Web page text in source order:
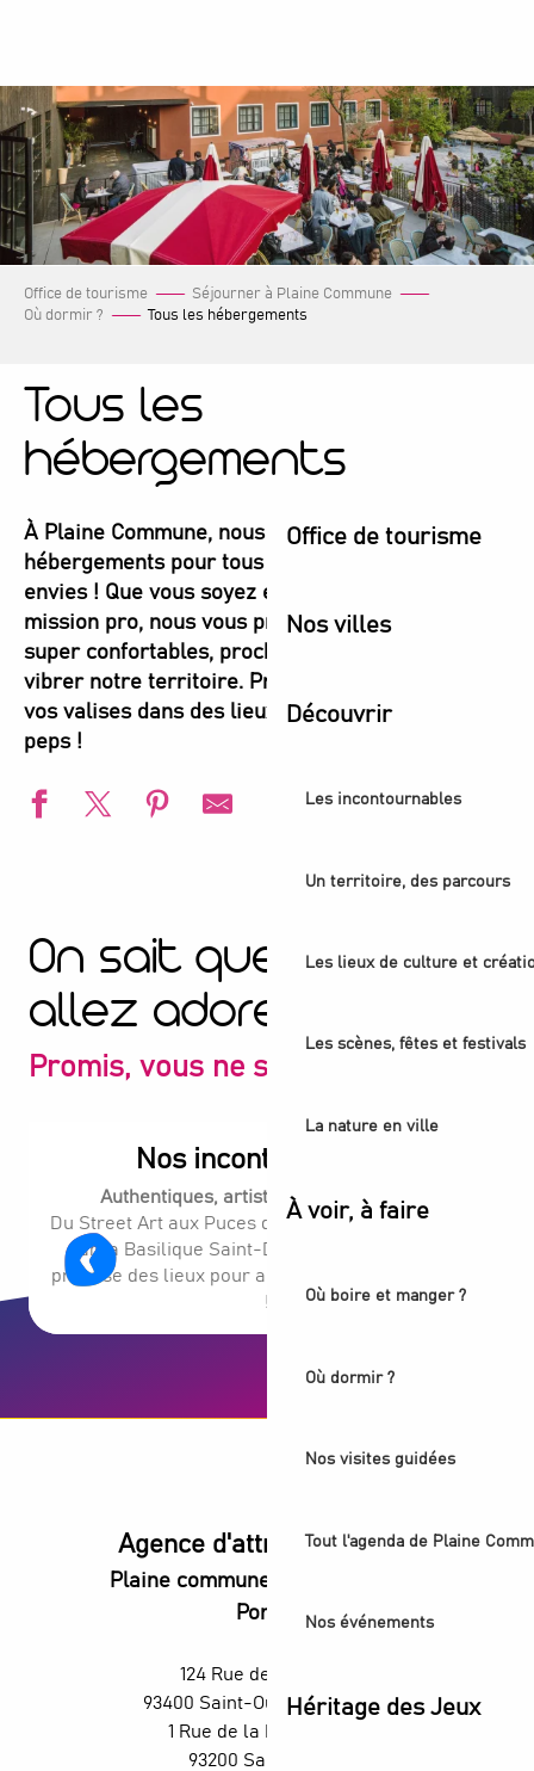
principal
Office de tourisme
Nos villes
Découvrir
Les incontournables
Un territoire, des parcours
Les lieux de culture et
Les scènes, fêtes et festivals
La nature en ville
À voir, à faire
Où boire et manger ?
Où dormir ?
Nos visites guidées
Tout l'agenda de Plaine
Nos événements
Héritage des Jeux
Office de tourisme
Séjourner à Plaine Commune
Où dormir ?
Tous les hébergements
Tous les
hébergements
À Plaine Commune, nous avons des
hébergements pour tous les styles et toutes les
envies ! Que vous soyez en mode escapade ou en
mission pro, nous vous proposons des endroits
super confortables, proches de tout ce qui fait
vibrer notre territoire. Préparez-vous à poser
vos valises dans des lieux accueillants et plein de
peps !
Hôtel - Ibis Saint-Denis Stade Sud
On sait que vous
allez adorer
Promis, vous ne serez pas déçu
Nos incontournables
Authentiques, artistiques, surprenants.
Du Street Art aux Puces de Saint-Ouen en passant
par la Basilique Saint-Denis, notre destination
propose des lieux pour absolument tous les goûts
!
Agence d'attractivité POP
Plaine commune vous Ouvre ses
Portes
124 Rue des Rosiers,
93400 Saint-Ouen-sur-Seine
1 Rue de la République,
93200 Saint-Denis